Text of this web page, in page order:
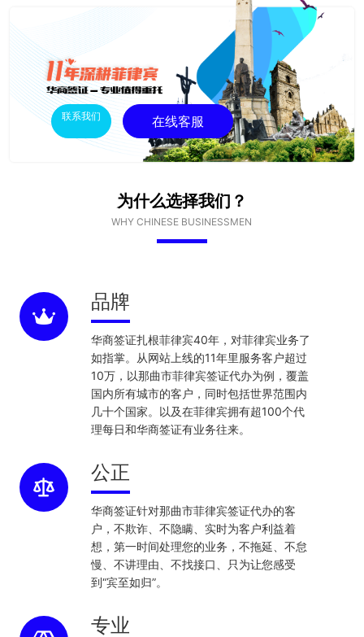
联系我们 在线客服
为什么选择我们？
WHY CHINESE BUSINESSMEN
品牌
华商签证扎根菲律宾40年，对菲律宾业务了
如指掌。从网站上线的11年里服务客户超过
10万，以那曲市菲律宾签证代办为例，覆盖
国内所有城市的客户，同时包括世界范围内
几十个国家。以及在菲律宾拥有超100个代
理每日和华商签证有业务往来。
公正
华商签证针对那曲市菲律宾签证代办的客
户，不欺诈、不隐瞒、实时为客户利益着
想，第一时间处理您的业务，不拖延、不怠
慢、不讲理由、不找接口、只为让您感受
到“宾至如归”。
专业